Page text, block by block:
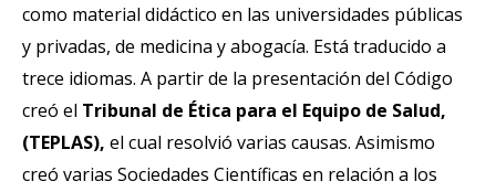
como material didáctico en las universidades públicas
y privadas, de medicina y abogacía. Está traducido a
trece idiomas. A partir de la presentación del Código
creó el Tribunal de Ética para el Equipo de Salud,
(TEPLAS), el cual resolvió varias causas. Asimismo
creó varias Sociedades Científicas en relación a los